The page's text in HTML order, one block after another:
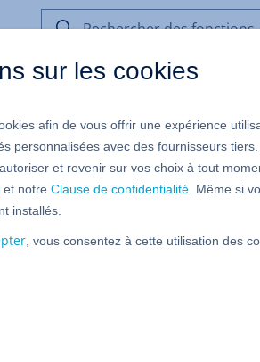
ou
de
et lire des
Linux et Serveur Dédié Managed
qui ont été transférées avec un formulaire
Perl et PHP).
sur les cookies
afin de vous offrir une expérience
personnalisées avec des fournisseurs
et revenir sur vos choix à tout
et notre Clause de confidentialité . Même si
installés.
, vous consentez à cette utilisation des